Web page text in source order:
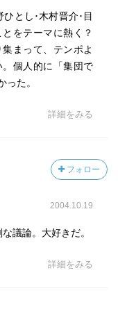
ひとし･木村晋介･目
をテーマに熱く？
まって、テンポよ
個人的に「集団で
った。
詳細をみる
フォロー
2004.10.19
議論。大好きだ。
詳細をみる